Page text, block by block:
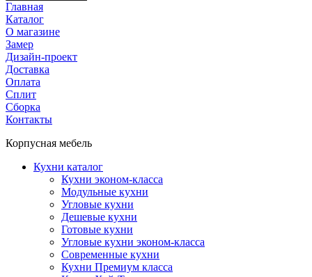
Главная
Каталог
О магазине
Замер
Дизайн-проект
Доставка
Оплата
Сплит
Сборка
Контакты
Корпусная мебель
Кухни каталог
Кухни эконом-класса
Модульные кухни
Угловые кухни
Дешевые кухни
Готовые кухни
Угловые кухни эконом-класса
Современные кухни
Кухни Премиум класса